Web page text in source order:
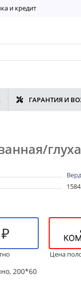
и кредит
ГАРАНТИЯ И
Цена
200*60